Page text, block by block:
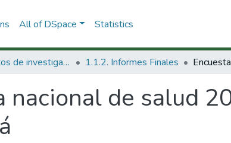
All of DSpace Statistics
1.1 Productos de investigación 1.1.2. Informes Finales
nacional de salud